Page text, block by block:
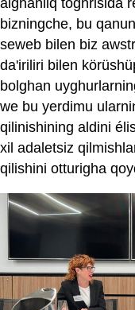
alghanliq toghrisida
bizningche, bu
seweb bilen biz
da'iriliri bilen
bolghan
we bu yerdimu
qilinishining aldini
xil adaletsiz
qilishini otturigha